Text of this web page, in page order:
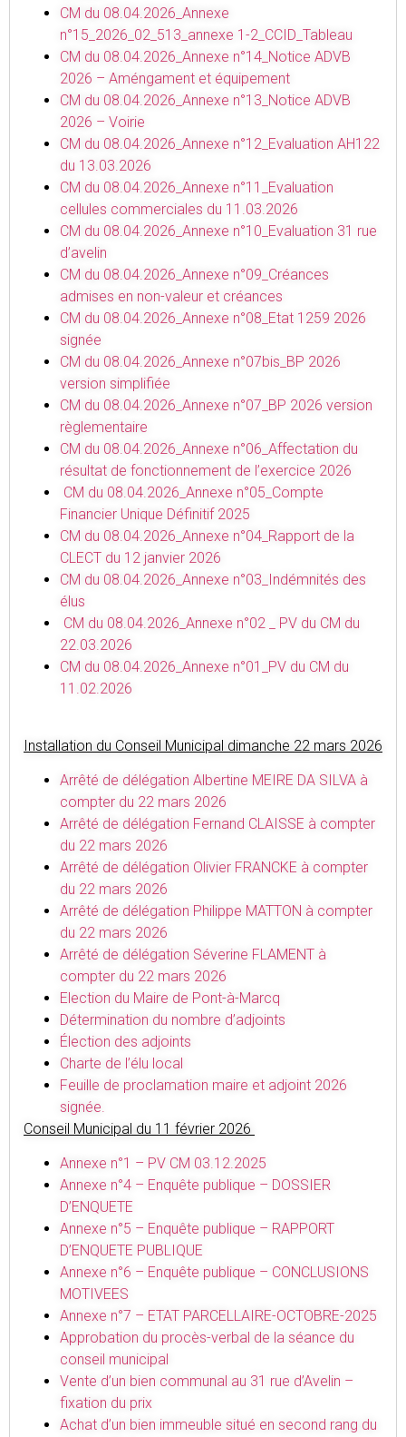
CM du 08.04.2026_Annexe
n°15_2026_02_513_annexe 1-2_CCID_Tableau
CM du 08.04.2026_Annexe n°14_Notice ADVB
2026 – Améngament et équipement
CM du 08.04.2026_Annexe n°13_Notice ADVB
2026 – Voirie
CM du 08.04.2026_Annexe n°12_Evaluation AH122
du 13.03.2026
CM du 08.04.2026_Annexe n°11_Evaluation
cellules commerciales du 11.03.2026
CM du 08.04.2026_Annexe n°10_Evaluation 31 rue
d’avelin
CM du 08.04.2026_Annexe n°09_Créances
admises en non-valeur et créances
CM du 08.04.2026_Annexe n°08_Etat 1259 2026
signée
CM du 08.04.2026_Annexe n°07bis_BP 2026
version simplifiée
CM du 08.04.2026_Annexe n°07_BP 2026 version
règlementaire
CM du 08.04.2026_Annexe n°06_Affectation du
résultat de fonctionnement de l’exercice 2026
CM du 08.04.2026_Annexe n°05_Compte
Financier Unique Définitif 2025
CM du 08.04.2026_Annexe n°04_Rapport de la
CLECT du 12 janvier 2026
CM du 08.04.2026_Annexe n°03_Indémnités des
élus
CM du 08.04.2026_Annexe n°02 _ PV du CM du
22.03.2026
CM du 08.04.2026_Annexe n°01_PV du CM du
11.02.2026
Installation du Conseil Municipal dimanche 22 mars 2026
Arrêté de délégation Albertine MEIRE DA SILVA à
compter du 22 mars 2026
Arrêté de délégation Fernand CLAISSE à compter
du 22 mars 2026
Arrêté de délégation Olivier FRANCKE à compter
du 22 mars 2026
Arrêté de délégation Philippe MATTON à compter
du 22 mars 2026
Arrêté de délégation Séverine FLAMENT à
compter du 22 mars 2026
Election du Maire de Pont-à-Marcq
Détermination du nombre d’adjoints
Élection des adjoints
Charte de l’élu local
Feuille de proclamation maire et adjoint 2026
signée.
Conseil Municipal du 11 février 2026
Annexe n°1 – PV CM 03.12.2025
Annexe n°4 – Enquête publique – DOSSIER
D’ENQUETE
Annexe n°5 – Enquête publique – RAPPORT
D’ENQUETE PUBLIQUE
Annexe n°6 – Enquête publique – CONCLUSIONS
MOTIVEES
Annexe n°7 – ETAT PARCELLAIRE-OCTOBRE-2025
Approbation du procès-verbal de la séance du
conseil municipal
Vente d’un bien communal au 31 rue d’Avelin –
fixation du prix
Achat d’un bien immeuble situé en second rang du